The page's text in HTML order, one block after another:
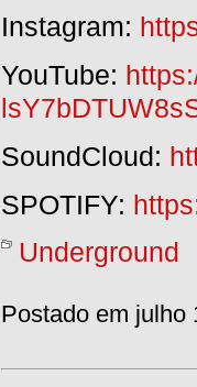
Instagram:
YouTube:
SoundCloud:
SPOTIFY:
Underground
Postado em julho